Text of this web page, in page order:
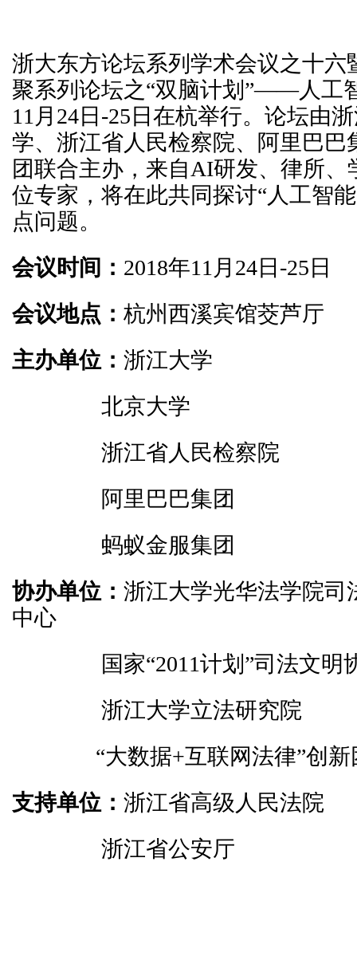
浙大东方论坛系列学术会议之十六
聚系列论坛之“双脑计划”——人工
11月24日-25日在杭举行。论坛由
学、浙江省人民检察院、阿里巴巴
团联合主办，来自AI研发、律所、
位专家，将在此共同探讨“人工智
点问题。
会议时间： 2018年11月24日-25日
会议地点： 杭州西溪宾馆茭芦厅
主办单位： 浙江大学
北京大学
浙江省人民检察院
阿里巴巴集团
蚂蚁金服集团
协办单位： 浙江大学光华法学院司
中心
国家“2011计划”司法文明协
浙江大学立法研究院
“大数据+互联网法律”创新
支持单位： 浙江省高级人民法院
浙江省公安厅